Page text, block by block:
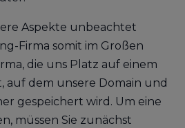
Aspekte unbeachtet
Firma somit im Großen
die uns Platz auf einem
auf dem unsere Domain und
gespeichert wird. Um eine
müssen Sie zunächst